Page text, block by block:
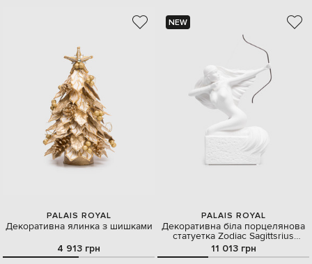
PALAIS ROYAL
Декоративна ялинка з шишками
4 913 грн
NEW
PALAIS ROYAL
Декоративна біла порцелянова
статуетка Zodiac Sagittsrius
woman
11 013 грн